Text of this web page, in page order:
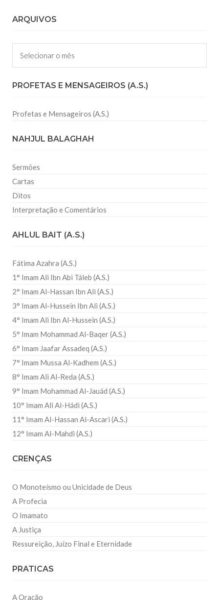
ARQUIVOS
Arquivos
PROFETAS E MENSAGEIROS (A.S.)
Profetas e Mensageiros (A.S.)
NAHJUL BALAGHAH
Sermões
Cartas
Ditos
Interpretação e Comentários
AHLUL BAIT (A.S.)
Fátima Azahra (A.S.)
1° Imam Ali Ibn Abi Táleb (A.S.)
2° Imam Al-Hassan Ibn Ali (A.S.)
3° Imam Al-Hussein Ibn Ali (A.S.)
4° Imam Ali Ibn Al-Hussein (A.S.)
5° Imam Mohammad Al-Baqer (A.S.)
6° Imam Jaafar Assadeq (A.S.)
7° Imam Mussa Al-Kadhem (A.S.)
8° Imam Ali Al-Reda (A.S.)
9° Imam Mohammad Al-Jauád (A.S.)
10° Imam Ali Al-Hádi (A.S.)
11° Imam Al-Hassan Al-Ascari (A.S.)
12° Imam Al-Mahdi (A.S.)
CRENÇAS
O Monoteísmo ou Unicidade de Deus
A Profecia
O Imamato
A Justiça
Ressureição, Juízo Final e Eternidade
PRATICAS
A Oração